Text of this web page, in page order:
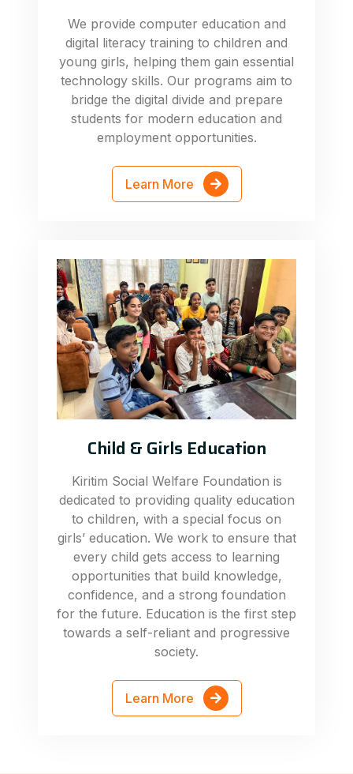
We provide computer education and
digital literacy training to children and
young girls, helping them gain essential
technology skills. Our programs aim to
bridge the digital divide and prepare
students for modern education and
employment opportunities.
Learn More
Child & Girls Education
Kiritim Social Welfare Foundation is
dedicated to providing quality education
to children, with a special focus on
girls’ education. We work to ensure that
every child gets access to learning
opportunities that build knowledge,
confidence, and a strong foundation
for the future. Education is the first step
towards a self-reliant and progressive
society.
Learn More